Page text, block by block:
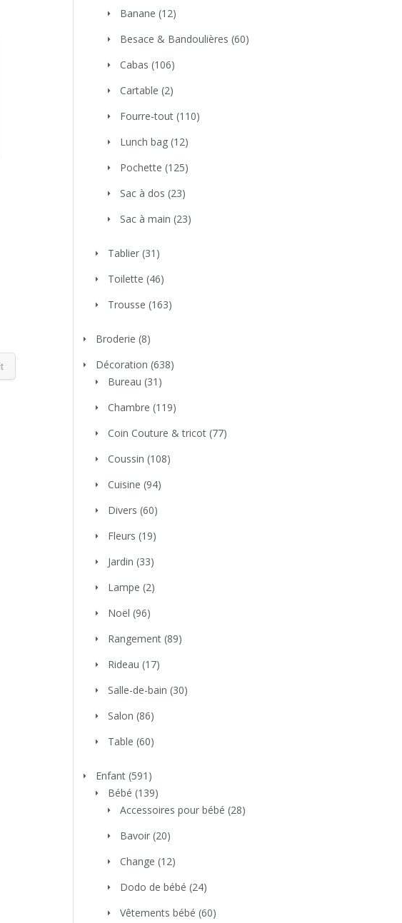
Banane (12)
Besace & Bandoulières (60)
Cabas (106)
Cartable (2)
Fourre-tout (110)
Lunch bag (12)
Pochette (125)
Sac à dos (23)
Sac à main (23)
Tablier (31)
Toilette (46)
Trousse (163)
Broderie (8)
Décoration (638)
Bureau (31)
Chambre (119)
Coin Couture & tricot (77)
Coussin (108)
Cuisine (94)
Divers (60)
Fleurs (19)
Jardin (33)
Lampe (2)
Noël (96)
Rangement (89)
Rideau (17)
Salle-de-bain (30)
Salon (86)
Table (60)
Enfant (591)
Bébé (139)
Accessoires pour bébé (28)
Bavoir (20)
Change (12)
Dodo de bébé (24)
Vêtements bébé (60)